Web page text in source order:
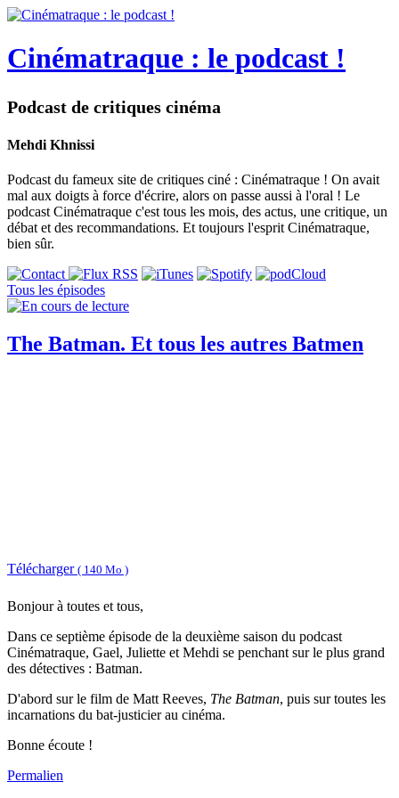
Cinématraque : le podcast !
Podcast de critiques cinéma
Mehdi Khnissi
Podcast du fameux site de critiques ciné : Cinématraque ! On avait
mal aux doigts à force d'écrire, alors on passe aussi à l'oral ! Le
podcast Cinématraque c'est tous les mois, des actus, une critique, un
débat et des recommandations. Et toujours l'esprit Cinématraque,
bien sûr.
Tous les épisodes
The Batman. Et tous les autres Batmen
Télécharger ( 140 Mo )
Bonjour à toutes et tous,
Dans ce septième épisode de la deuxième saison du podcast
Cinématraque, Gael, Juliette et Mehdi se penchant sur le plus grand
des détectives : Batman.
D'abord sur le film de Matt Reeves, The Batman, puis sur toutes les
incarnations du bat-justicier au cinéma.
Bonne écoute !
Permalien